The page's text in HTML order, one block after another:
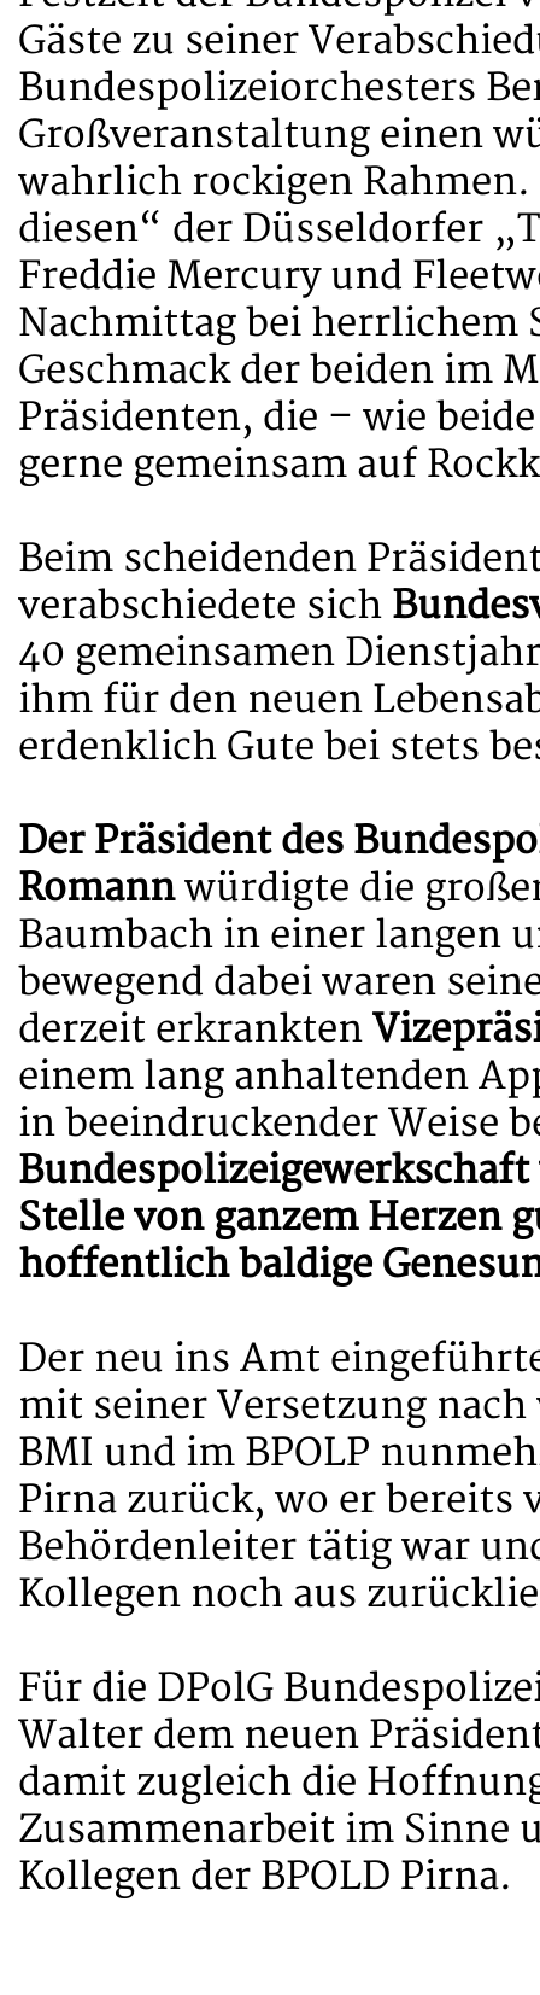
Gäste zu seiner
Bundespolizeiorchesters
Großveranstaltung einen
wahrlich rockigen
diesen“ der Düsseldorfer
Freddie Mercury und
Nachmittag bei herrlichem
Geschmack der beiden im
Präsidenten, die – wie
gerne gemeinsam auf
Beim scheidenden
verabschiedete sich
40 gemeinsamen
ihm für den neuen
erdenklich Gute bei stets
Der Präsident des
Romannwürdigte die
Baumbach in einer langen
bewegend dabei waren
derzeit erkrankten
einem lang anhaltenden
in beeindruckender Weise
Stelle von ganzem Herzen
hoffentlich baldige
Der neu ins Amt
mit seiner Versetzung
BMI und im BPOLP
Pirna zurück, wo er bereits
Behördenleiter tätig war
Kollegen noch aus
Für die DPolG
Walter dem neuen
damit zugleich die
Zusammenarbeit im Sinne
Kollegen der BPOLD Pirna.